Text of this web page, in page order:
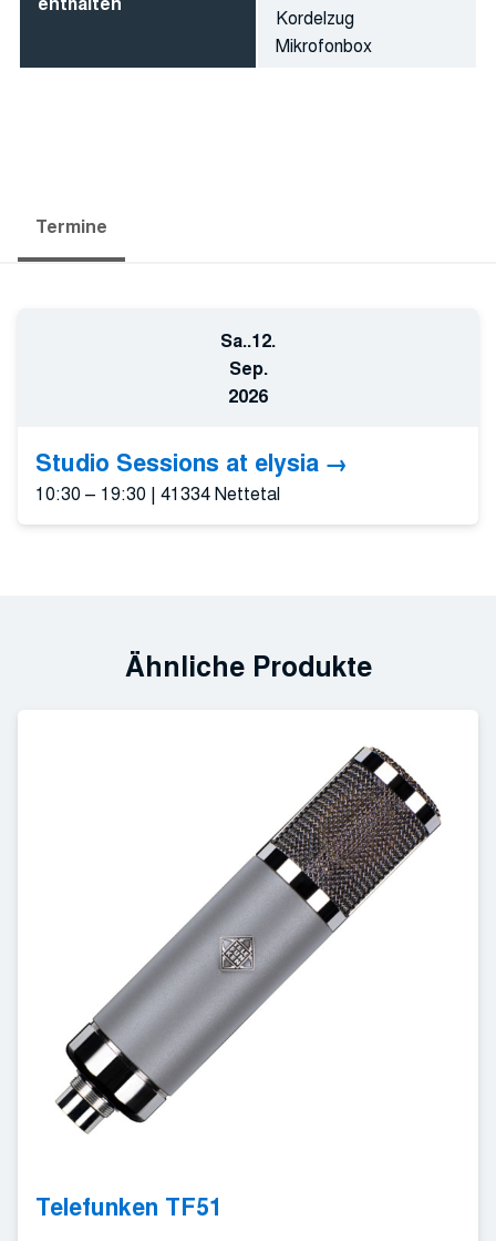
Kordelzug
Mikrofonbox
Termine
Sa..12.
Sep.
2026
Studio Sessions at elysia
10:30 – 19:30 | 41334 Nettetal
Ähnliche Produkte
Telefunken TF51